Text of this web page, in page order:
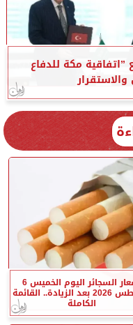
مكة للدفاع
والاستقرار
أسعار السجائر اليوم الخميس 6
أغسطس 2026 بعد الزيادة.. القائمة
الكاملة